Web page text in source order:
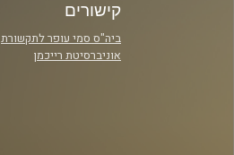
קישורים
ביה"ס סמי עופר לתקשורת
אוניברסיטת רייכמן